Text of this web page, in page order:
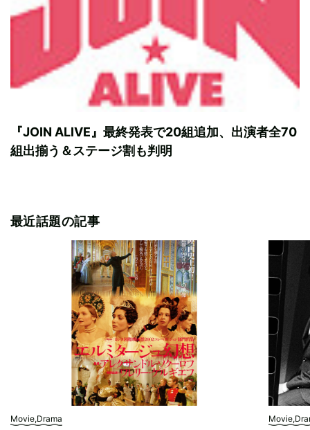
『JOIN ALIVE』最終発表で20組追加、出演者全70
組出揃う＆ステージ割も判明
最近話題の記事
Movie,Drama